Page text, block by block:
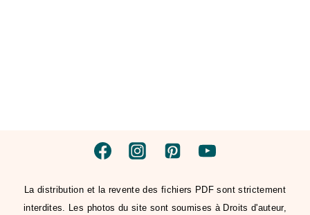
La distribution et la revente des fichiers PDF sont strictement
interdites. Les photos du site sont soumises à Droits d'auteur,